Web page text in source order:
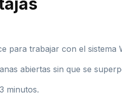
para trabajar con el sistema
abiertas sin que se
minutos.